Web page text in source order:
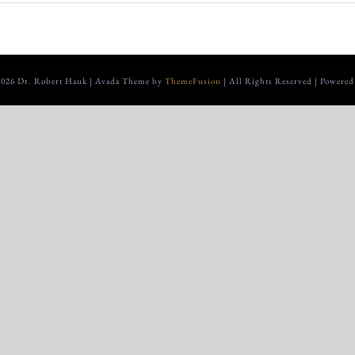
Dr. Robert Hauk | Avada Theme by ThemeFusion | All Rights Reserved |